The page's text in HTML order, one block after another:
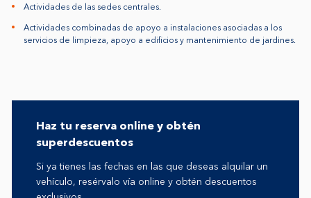
Actividades de las sedes centrales.
Actividades combinadas de apoyo a instalaciones asociadas a los
servicios de limpieza, apoyo a edificios y mantenimiento de jardines.
Haz tu reserva online y obtén
superdescuentos
Si ya tienes las fechas en las que deseas alquilar un
vehículo, resérvalo vía online y obtén descuentos